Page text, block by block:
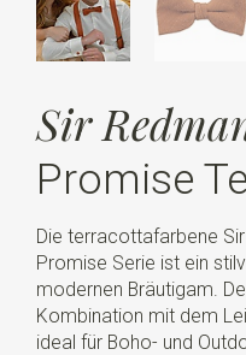
Sir
Promise
Die terracottafarbene
Promise Serie ist ein
modernen Bräutigam.
Kombination mit dem
ideal für Boho- und